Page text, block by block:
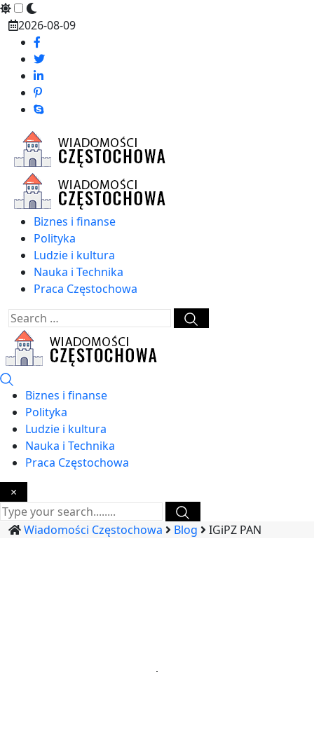
Skip
content
2026-08-09
Biznes i finanse
Polityka
Ludzie i kultura
Nauka i Technika
Praca Częstochowa
Biznes i finanse
Polityka
Ludzie i kultura
Nauka i Technika
Praca Częstochowa
×
Wiadomości Częstochowa Blog IGiPZ PAN